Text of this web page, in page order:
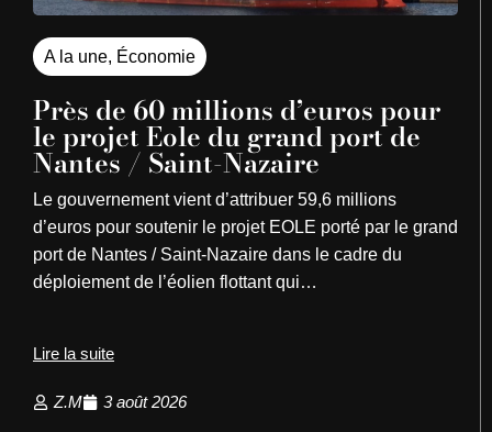
A la une, Économie
Près de 60 millions d’euros pour
le projet Eole du grand port de
Nantes / Saint-Nazaire
Le gouvernement vient d’attribuer 59,6 millions
d’euros pour soutenir le projet EOLE porté par le grand
port de Nantes / Saint-Nazaire dans le cadre du
déploiement de l’éolien flottant qui…
Lire la suite
Z.M 3 août 2026